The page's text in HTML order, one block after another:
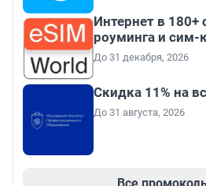
Интернет в 180+
роуминга и сим-
До 31 декабря, 2026
Скидка 11% на
До 31 августа, 2026
Все